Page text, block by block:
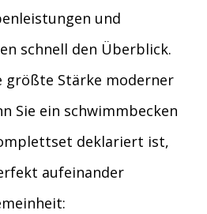
und
schnell den Überblick.
größte Stärke moderner
Sie ein schwimmbecken
deklariert ist,
aufeinander